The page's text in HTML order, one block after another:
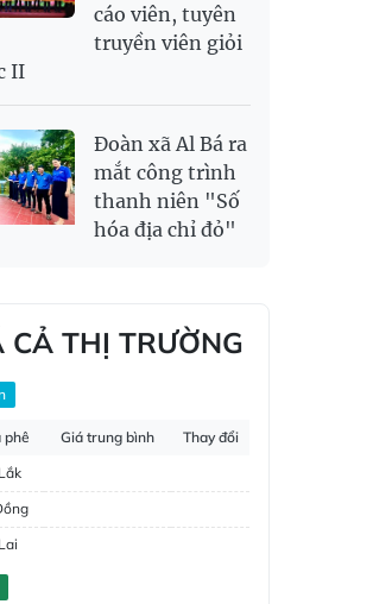
cáo viên, tuyên
truyền viên giỏi
II
Đoàn xã Al Bá ra
mắt công trình
thanh niên "Số
hóa địa chỉ đỏ"
CẢ THỊ TRƯỜNG
phê Giá trung bình
Thay đổi